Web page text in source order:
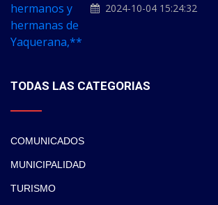
2024-10-04 15:24:32
TODAS LAS CATEGORIAS
COMUNICADOS
MUNICIPALIDAD
TURISMO